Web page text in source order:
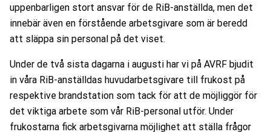
uppenbarligen stort ansvar för de RiB-anställda, men det
innebär även en förstående arbetsgivare som är beredd
att släppa sin personal på det viset.
Under de två sista dagarna i augusti har vi på AVRF bjudit
in våra RiB-anställdas huvudarbetsgivare till frukost på
respektive brandstation som tack för att de möjliggör för
det viktiga arbete som vår RiB-personal utför. Under
frukostarna fick arbetsgivarna möjlighet att ställa frågor